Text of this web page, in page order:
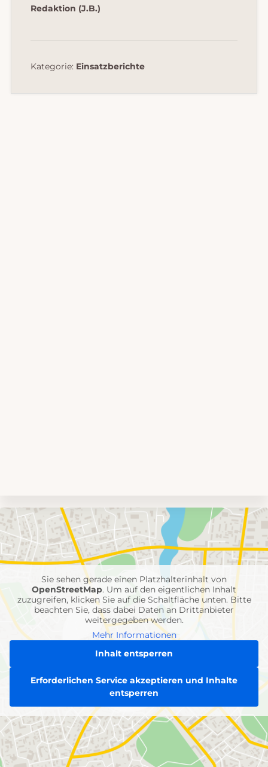
Redaktion (J.B.)
Kategorie: Einsatzberichte
Umgebungskarte
mit
Feuerwehr-
Einheiten
Sie sehen gerade einen Platzhalterinhalt von
OpenStreetMap. Um auf den eigentlichen Inhalt
zuzugreifen, klicken Sie auf die Schaltfläche unten. Bitte
beachten Sie, dass dabei Daten an Drittanbieter
weitergegeben werden.
Mehr Informationen
Inhalt entsperren
Erforderlichen Service akzeptieren und Inhalte
entsperren